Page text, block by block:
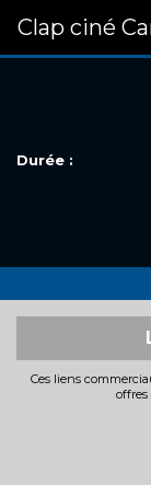
Clap ciné
Durée :
Ces liens